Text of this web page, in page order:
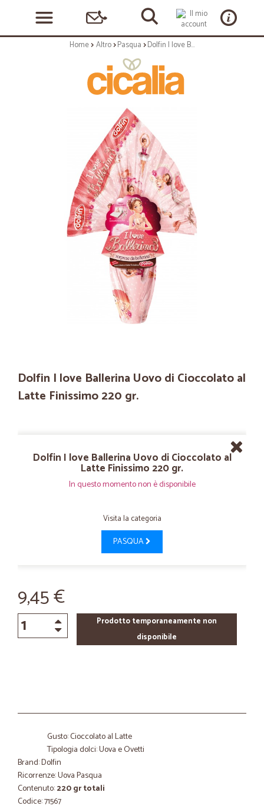
Home Altro Pasqua Dolfin I love Ballerina Uovo di Cioccolato al Latte Finissimo 220 gr.
Dolfin I love Ballerina Uovo di Cioccolato al
Latte Finissimo 220 gr.
Dolfin I love Ballerina Uovo di Cioccolato al
Latte Finissimo 220 gr.
In questo momento non è disponibile
Visita la categoria
PASQUA
9,45 €
Prodotto temporaneamente non
disponibile
Gusto: Cioccolato al Latte
Tipologia dolci: Uova e Ovetti
Brand: Dolfin
Ricorrenze: Uova Pasqua
Contenuto:220 gr totali
Codice: 71567